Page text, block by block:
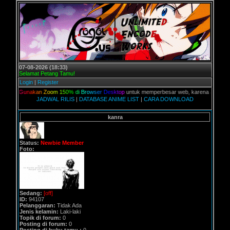
07-08-2026 (18:33)
Selamat Petang Tamu!
Login | Register
n Zoom 1 50% d Browse r Desktopuntuk memperbesar web, karena aslinya web ini
JADWAL RILIS | DATABASE ANIME LIST | CARA DOWNLOAD
kanra
Status: Newbie Member
Foto:
Sedang: [off]
ID: 94107
Pelanggaran: Tidak Ada
Jenis kelamin: Laki-laki
Topik di forum: 0
Posting di forum: 0